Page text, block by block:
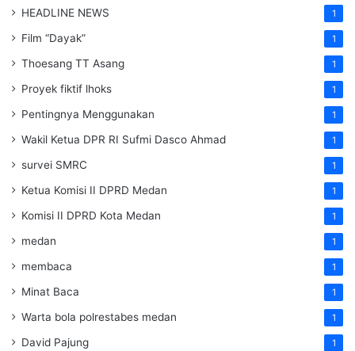
HEADLINE NEWS 1
Film “Dayak” 1
Thoesang TT Asang 1
Proyek fiktif lhoks 1
Pentingnya Menggunakan 1
Wakil Ketua DPR RI Sufmi Dasco Ahmad 1
survei SMRC 1
Ketua Komisi II DPRD Medan 1
Komisi II DPRD Kota Medan 1
medan 1
membaca 1
Minat Baca 1
Warta bola polrestabes medan 1
David Pajung 1